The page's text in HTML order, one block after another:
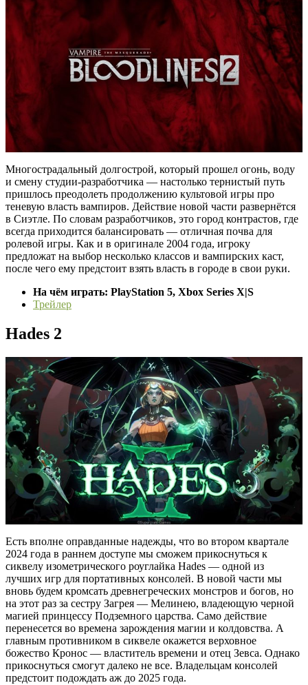
Многострадальный долгострой, который прошел огонь, воду
и смену студии-разработчика — настолько тернистый путь
пришлось преодолеть продолжению культовой игры про
теневую власть вампиров. Действие новой части развернётся
в Сиэтле. По словам разработчиков, это город контрастов, где
всегда приходится балансировать — отличная почва для
ролевой игры. Как и в оригинале 2004 года, игроку
предложат на выбор несколько классов и вампирских каст,
после чего ему предстоит взять власть в городе в свои руки.
На чём играть: PlayStation 5, Xbox Series X|S
Трейлер
Hades 2
Есть вполне оправданные надежды, что во втором квартале
2024 года в раннем доступе мы сможем прикоснуться к
сиквелу изометрического роуглайка Hades — одной из
лучших игр для портативных консолей. В новой части мы
вновь будем кромсать древнегреческих монстров и богов, но
на этот раз за сестру Загрея — Мелинею, владеющую черной
магией принцессу Подземного царства. Само действие
перенесется во времена зарождения магии и колдовства. А
главным противником в сиквеле окажется верховное
божество Кронос — властитель времени и отец Зевса. Однако
прикоснуться смогут далеко не все. Владельцам консолей
предстоит подождать аж до 2025 года.